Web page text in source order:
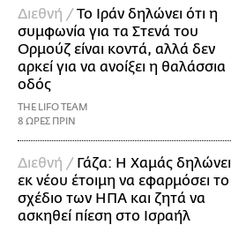
Διεθνή /Το Ιράν δηλώνει ότι η
συμφωνία για τα Στενά του
Ορμούζ είναι κοντά, αλλά δεν
αρκεί για να ανοίξει η θαλάσσια
οδός
THE LIFO TEAM
8 ΩΡΕΣ ΠΡΙΝ
Διεθνή / Γάζα: Η Χαμάς δηλώνει
εκ νέου έτοιμη να εφαρμόσει το
σχέδιο των ΗΠΑ και ζητά να
ασκηθεί πίεση στο Ισραήλ